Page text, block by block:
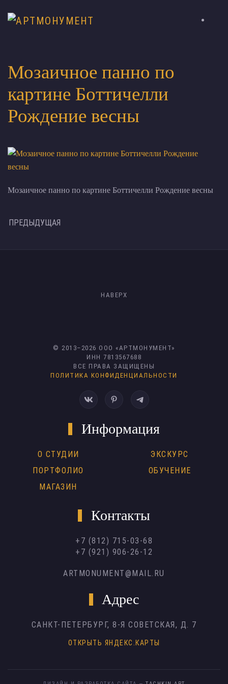
Мозаичное панно по
картине Боттичелли
Рождение весны
Мозаичное панно по картине Боттичелли Рождение весны
ПРЕДЫДУЩАЯ
НАВЕРХ
© 2013– 2026 ООО «АРТМОНУМЕНТ»
ИНН 7813567688
ВСЕ ПРАВА ЗАЩИЩЕНЫ
ПОЛИТИКА КОНФИДЕНЦИАЛЬНОСТИ
Информация
О СТУДИИ
ПОРТФОЛИО
МАГАЗИН
ЭКСКУРС
ОБУЧЕНИЕ
Контакты
+7 (812) 715-03-68
+7 (921) 906-26-12
ARTMONUMENT@MAIL.RU
Адрес
САНКТ-ПЕТЕРБУРГ, 8-Я СОВЕТСКАЯ, Д. 7
ОТКРЫТЬ ЯНДЕКС.КАРТЫ